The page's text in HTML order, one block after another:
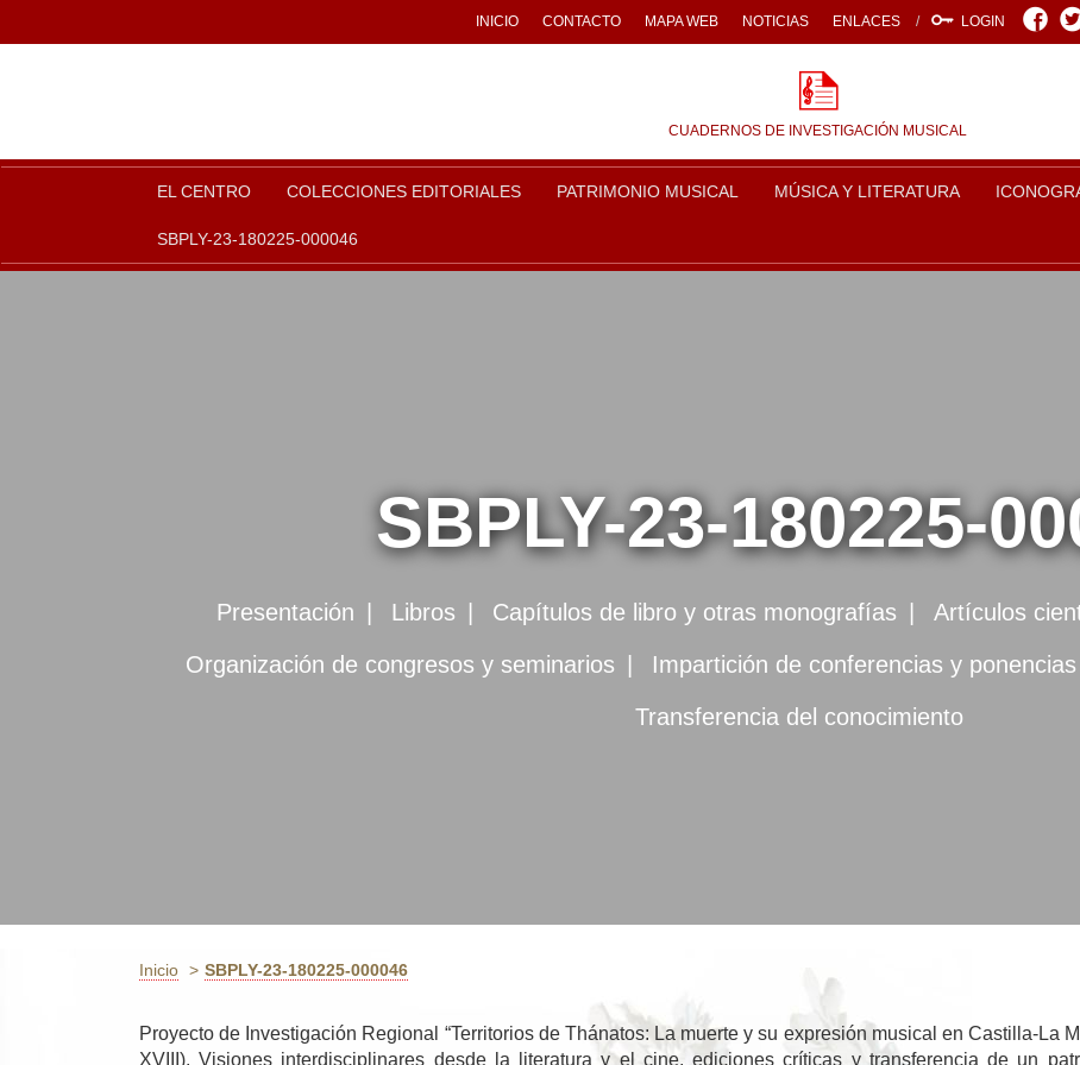
INICIO CONTACTO MAPA WEB NOTICIAS ENLACES LOGIN
CUADERNOS DE INVESTIGACIÓN MUSICAL
EL CENTRO COLECCIONES EDITORIALES PATRIMONIO MUSICAL MÚSICA Y LITERATURA
SBPLY-23-180225-000046
SBPLY-23-180225-
Presentación Libros Capítulos de libro y otras monografías
Artículos
Organización de congresos y seminarios
Impartición de conferencias y
Transferencia del conocimiento
Inicio SBPLY-23-180225-000046
Proyecto de Investigación Regional “Territorios de Thánatos: La muerte y su expresión musical en Castilla-La
XVIII). Visiones interdisciplinares desde la literatura y el cine, ediciones críticas y transferencia de un